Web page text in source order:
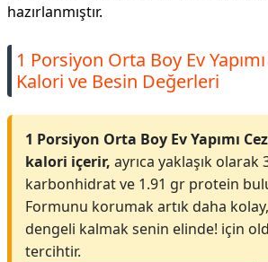
hazırlanmıştır.
1 Porsiyon Orta Boy Ev
Kalori ve Besin Değerleri
1 Porsiyon Orta Boy Ev Yapımı
kalori içerir, ayrıca yaklaşık olarak
karbonhidrat ve 1.91 gr protein
Formunu korumak artık daha
dengeli kalmak senin elinde! için
tercihtir.